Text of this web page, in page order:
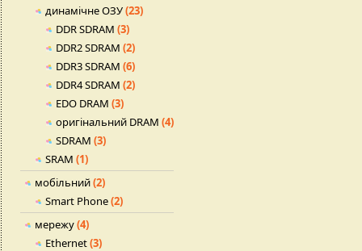
динамічне ОЗУ(23)
DDR SDRAM (3)
DDR2 SDRAM (2)
DDR3 SDRAM (6)
DDR4 SDRAM (2)
EDO DRAM (3)
оригінальний DRAM (4)
SDRAM (3)
SRAM (1)
мобільний(2)
Smart Phone(2)
мережу(4)
Ethernet(3)